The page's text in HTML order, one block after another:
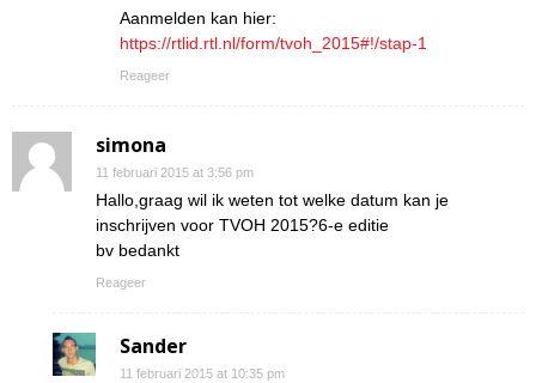
Aanmelden kan hier:
https://rtlid.rtl.nl/form/tvoh_2015#!/stap-1
Reageer
simona
11 februari 2015 at 3:56 pm
Hallo,graag wil ik weten tot welke datum kan je
inschrijven voor TVOH 2015?6-e editie
bv bedankt
Reageer
Sander
11 februari 2015 at 10:35 pm